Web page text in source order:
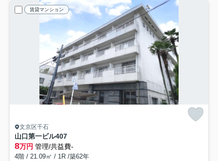
賃貸マンション
文京区千石
山口第一ビル407
8万円 管理/共益費-
4階 / 21.09㎡ / 1R /築62年